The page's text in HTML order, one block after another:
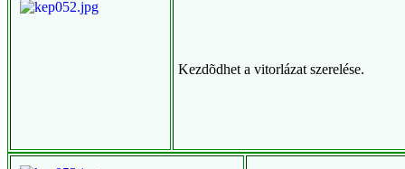
Kezdõdhet a vitorlázat szerelése.